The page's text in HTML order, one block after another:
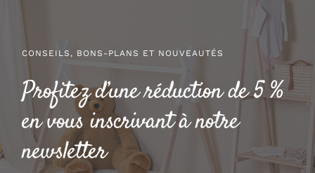
CONSEILS, BONS-PLANS ET NOUVEAUTÉS
Profitez d’une réduction de 5 %
en vous inscrivant à notre
newsletter